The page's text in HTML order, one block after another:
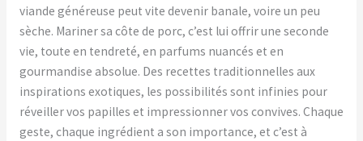
viande généreuse peut vite devenir banale, voire un peu
sèche. Mariner sa côte de porc, c’est lui offrir une seconde
vie, toute en tendreté, en parfums nuancés et en
gourmandise absolue. Des recettes traditionnelles aux
inspirations exotiques, les possibilités sont infinies pour
réveiller vos papilles et impressionner vos convives. Chaque
geste, chaque ingrédient a son importance, et c’est à